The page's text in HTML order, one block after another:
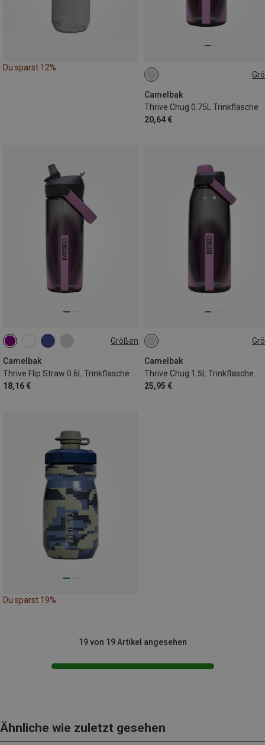
Du sparst 12%
Camelbak
Thrive Chug 0.75L Trinkflasche
20,64 €
0.75L
Größen
Camelbak
Thrive Flip Straw 0.6L Trinkflasche
18,16 €
0.6L
Camelbak
Thrive Chug 1.5L Trinkflasche
25,95 €
1.5L
Du sparst 19%
19 von 19 Artikel angesehen
Ähnliche wie zuletzt gesehen